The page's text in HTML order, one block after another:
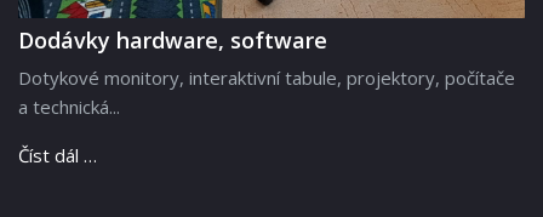
Dodávky hardware, software
Dotykové monitory, interaktivní tabule, projektory, počítače
a technická...
Číst dál …